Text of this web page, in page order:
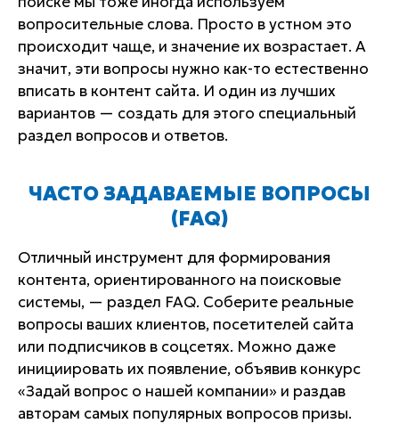
вопросительные слова. Просто в устном это
происходит чаще, и значение их возрастает. А
значит, эти вопросы нужно как-то естественно
вписать в контент сайта. И один из лучших
вариантов — создать для этого специальный
раздел вопросов и ответов.
ЧАСТО ЗАДАВАЕМЫЕ ВОПРОСЫ
(FAQ)
Отличный инструмент для формирования
контента, ориентированного на поисковые
системы, — раздел FAQ. Соберите реальные
вопросы ваших клиентов, посетителей сайта
или подписчиков в соцсетях. Можно даже
инициировать их появление, объявив конкурс
«Задай вопрос о нашей компании» и раздав
авторам самых популярных вопросов призы.